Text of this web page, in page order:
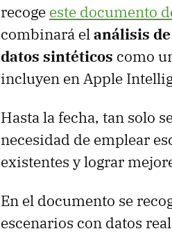
recoge este documento
combinará elanálisis
datos sintéticos como
incluyen en Apple
Hasta la fecha, tan solo
necesidad de emplear
existentes y lograr
En el documento se
escenarios con datos